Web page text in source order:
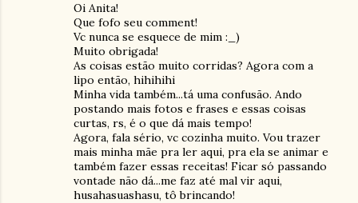
Oi Anita!
Que fofo seu comment!
Vc nunca se esquece de mim :_)
Muito obrigada!
As coisas estão muito corridas? Agora com a
lipo então, hihihihi
Minha vida também...tá uma confusão. Ando
postando mais fotos e frases e essas coisas
curtas, rs, é o que dá mais tempo!
Agora, fala sério, vc cozinha muito. Vou trazer
mais minha mãe pra ler aqui, pra ela se animar e
também fazer essas receitas! Ficar só passando
vontade não dá...me faz até mal vir aqui,
husahasuashasu, tô brincando!